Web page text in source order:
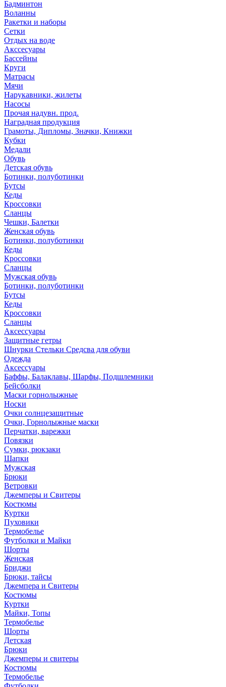
Бадминтон
Воланны
Ракетки и наборы
Сетки
Отдых на воде
Акссесуары
Бассейны
Круги
Матрасы
Мячи
Нарукавники, жилеты
Насосы
Прочая надувн. прод.
Наградная продукция
Грамоты, Дипломы, Значки, Книжки
Кубки
Медали
Обувь
Детская обувь
Ботинки, полуботинки
Бутсы
Кеды
Кроссовки
Сланцы
Чешки, Балетки
Женская обувь
Ботинки, полуботинки
Кеды
Кроссовки
Сланцы
Мужская обувь
Ботинки, полуботинки
Бутсы
Кеды
Кроссовки
Сланцы
Аксессуары
Защитные гетры
Шнурки Стельки Средсва для обуви
Одежда
Аксессуары
Баффы, Балаклавы, Шарфы, Подшлемники
Бейсболки
Маски горнолыжные
Носки
Очки солнцезащитные
Очки, Горнолыжные маски
Перчатки, варежки
Повязки
Сумки, рюкзаки
Шапки
Мужская
Брюки
Ветровки
Джемперы и Свитеры
Костюмы
Куртки
Пуховики
Термобелье
Футболки и Майки
Шорты
Женская
Бриджи
Брюки, тайсы
Джемпера и Свитеры
Костюмы
Куртки
Майки, Топы
Термобелье
Шорты
Детская
Брюки
Джемперы и свитеры
Костюмы
Термобелье